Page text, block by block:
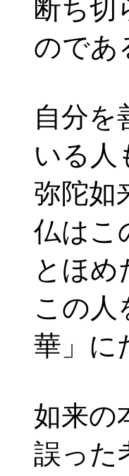
断ち切
のであ
自分を
いる人
弥陀如
仏はこ
とほめ
この人
華」に
如来の
誤った